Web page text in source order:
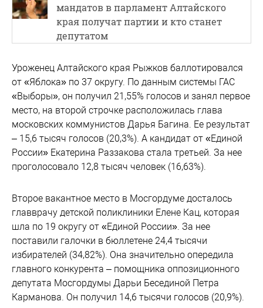
мандатов в парламент Алтайского
края получат партии и кто станет
депутатом
Уроженец Алтайского края Рыжков баллотировался
от «Яблока» по 37 округу. По данным системы ГАС
«Выборы», он получил 21,55% голосов и занял первое
место, на второй строчке расположилась глава
московских коммунистов Дарья Багина. Ее результат
– 15,6 тысяч голосов (20,3%). А кандидат от «Единой
России» Екатерина Раззакова стала третьей. За нее
проголосовало 12,8 тысяч человек (16,63%).
Второе вакантное место в Мосгордуме досталось
главврачу детской поликлиники Елене Кац, которая
шла по 19 округу от «Единой России». За нее
поставили галочки в бюллетене 24,4 тысячи
избирателей (34,82%). Она значительно опередила
главного конкурента – помощника оппозиционного
депутата Мосгордумы Дарьи Бесединой Петра
Карманова. Он получил 14,6 тысячи голосов (20,9%).